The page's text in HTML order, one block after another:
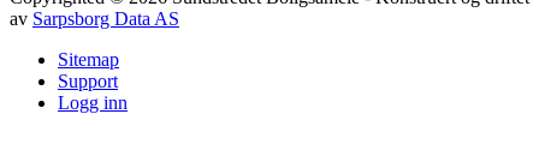
av Sarpsborg Data AS
Sitemap
Support
Logg inn